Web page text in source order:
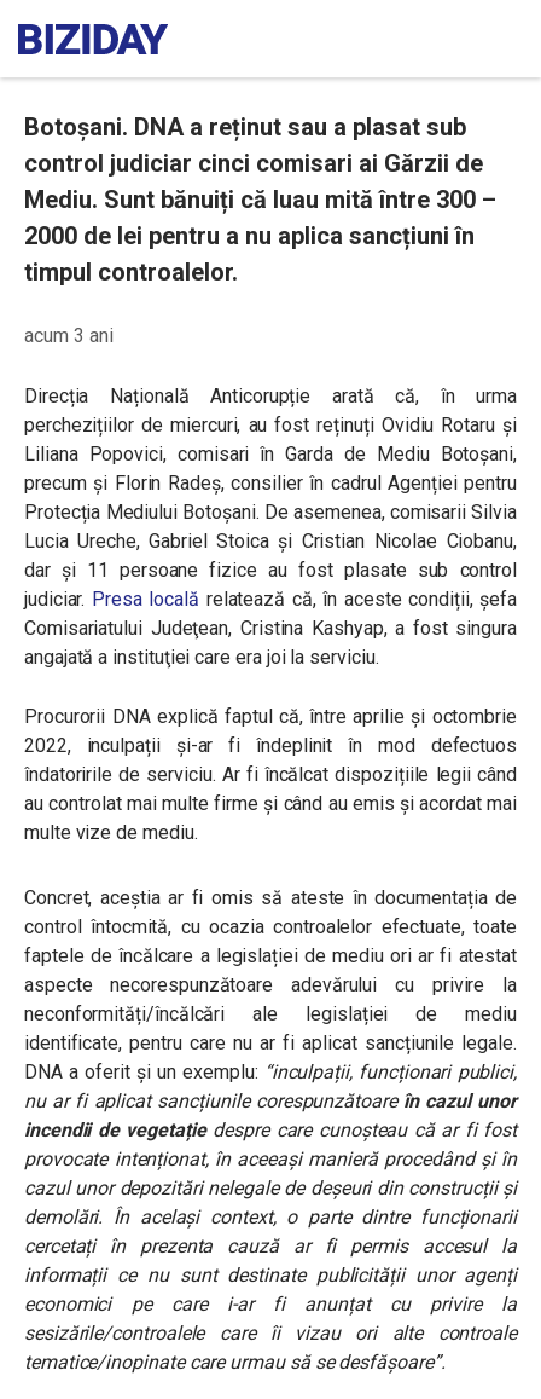
Botoșani. DNA a reținut sau a plasat sub
control judiciar cinci comisari ai Gărzii de
Mediu. Sunt bănuiți că luau mită între 300 –
2000 de lei pentru a nu aplica sancțiuni în
timpul controalelor.
acum 3 ani
Direcția Națională Anticorupție arată că, în urma
perchezițiilor de miercuri, au fost reținuți Ovidiu Rotaru și
Liliana Popovici, comisari în Garda de Mediu Botoșani,
precum și Florin Radeș, consilier în cadrul Agenției pentru
Protecția Mediului Botoșani. De asemenea, comisarii Silvia
Lucia Ureche, Gabriel Stoica și Cristian Nicolae Ciobanu,
dar și 11 persoane fizice au fost plasate sub control
judiciar. Presa locală relatează că, în aceste condiții,șefa
Comisariatului Judeţean, Cristina Kashyap, a fost singura
angajată a instituţiei care era joi la serviciu.
Procurorii DNA explică faptul că, între aprilie și octombrie
2022, inculpații și-ar fi îndeplinit în mod defectuos
îndatoririle de serviciu. Ar fi încălcat dispozițiile legii când
au controlat mai multe firme și când au emis și acordat mai
multe vize de mediu.
Concret, aceștia ar fi omis să ateste în documentația de
control întocmită, cu ocazia controalelor efectuate, toate
faptele de încălcare a legislației de mediu ori ar fi atestat
aspecte necorespunzătoare adevărului cu privire la
neconformități/încălcări ale legislației de mediu
identificate, pentru care nu ar fi aplicat sancțiunile legale.
DNA a oferit și un exemplu: “inculpații, funcționari publici,
nu ar fi aplicat sancțiunile corespunzătoare în cazul unor
incendii de vegetațiedespre care cunoșteau că ar fi fost
provocate intenționat, în aceeași manieră procedând și în
cazul unor depozitări nelegale de deșeuri din construcții și
demolări. În același context, o parte dintre funcționarii
cercetați în prezenta cauză ar fi permis accesul la
informații ce nu sunt destinate publicității unor agenți
economici pe care i-ar fi anunțat cu privire la
sesizările/controalele care îi vizau ori alte controale
tematice/inopinate care urmau să se desfășoare”.